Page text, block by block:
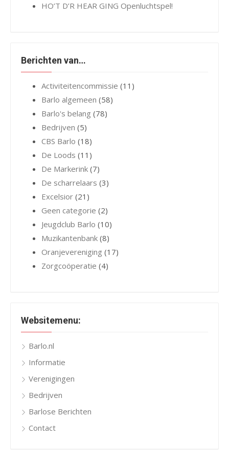
HO’T D’R HEAR GING Openluchtspel!
Berichten van…
Activiteitencommissie (11)
Barlo algemeen (58)
Barlo's belang (78)
Bedrijven (5)
CBS Barlo (18)
De Loods (11)
De Markerink (7)
De scharrelaars (3)
Excelsior (21)
Geen categorie (2)
Jeugdclub Barlo (10)
Muzikantenbank (8)
Oranjevereniging (17)
Zorgcoöperatie (4)
Websitemenu:
Barlo.nl
Informatie
Verenigingen
Bedrijven
Barlose Berichten
Contact